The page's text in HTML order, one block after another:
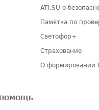
ATI.SU о
Памятка по
Светофор+
Страхование
О формировании
ПОМОЩЬ